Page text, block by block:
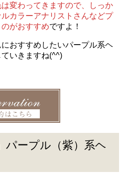
変わってきますので、しっか
カラーアナリストさんなどプ
がおすすめですよ！
おすすめしたいパープル系ヘ
いきますね(^^)
パープル（紫）系ヘ